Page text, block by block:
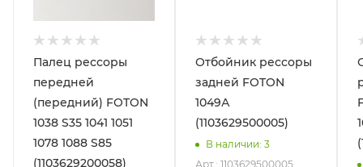
Палец рессоры
передней
(передний) FOTON
1038 S35 1041 1051
1078 1088 S85
(1103629200058)
Отбойник рессоры
задней FOTON
1049А
(1103629500005)
В наличии: 3
Арт.: 1103629500005